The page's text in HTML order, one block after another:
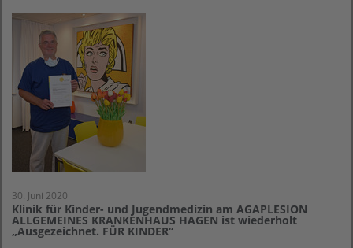
30. Juni 2020
Klinik für Kinder- und Jugendmedizin am AGAPLESION
ALLGEMEINES KRANKENHAUS HAGEN ist wiederholt
„Ausgezeichnet. FÜR KINDER“